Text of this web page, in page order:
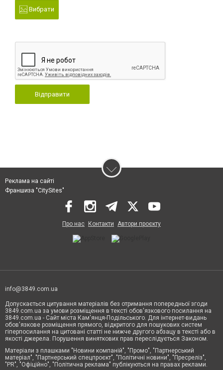
Вибрати
Відправити
Реклама на сайті
Франшиза "CitySites"
Про нас Контакти Автори проєкту
info@3849.com.ua
Допускається цитування матеріалів без отримання попередньої згоди
3849.com.ua за умови розміщення в тексті обов'язкового посилання на
3849.com.ua - Сайт міста Кам'янця-Подільського. Для інтернет-видань
обов'язкове розміщення прямого, відкритого для пошукових систем
гіперпосилання на цитовані статті не нижче другого абзацу в тексті або в
якості джерела. Порушення виняткових прав переслідується Законом.
Матеріали з плашками "Новини компаній", "Промо", "Партнерський
матеріал", "Партнерський спецпроєкт", "Політичні новини", "Пресреліз",
"PR", "Офіційно", "Політична реклама" публікуються на правах реклами.